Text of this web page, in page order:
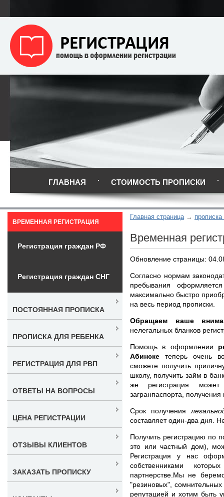
ГЛАВНАЯ СТОИМОСТЬ ПРОПИСКИ
Главная страница
Временная
Обновление страницы:
Согласно нормам
пребывания
максимально быстро
на весь период прописки.
Обращаем ваше
нелегальных бланков
Помощь в оформлении
Абинскетеперь очень
сможете получить
школу, получить займ в
же регистрация
загранпаспорта,
Срок получения
составляет один-два дня.
Получить регистрацию по
это или частный дом),
Регистрация у нас
собственниками
партнерстве.Мы не
"резиновых",
репутацией и хотим быть
ВРЕМЕННАЯ РЕГИСТРАЦИЯ
Регистрация граждан РФ
Регистрация граждан СНГ
ПОСТОЯННАЯ ПРОПИСКА
ПРОПИСКА ДЛЯ РЕБЕНКА
РЕГИСТРАЦИЯ ДЛЯ РВП
ОТВЕТЫ НА ВОПРОСЫ
ЦЕНА РЕГИСТРАЦИИ
ОТЗЫВЫ КЛИЕНТОВ
ЗАКАЗАТЬ ПРОПИСКУ